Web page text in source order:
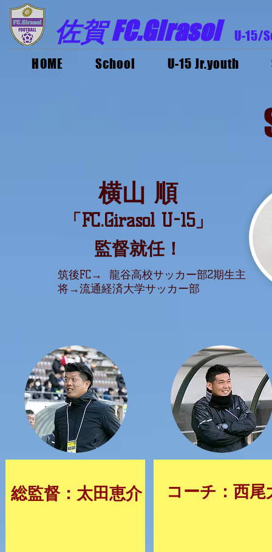
佐賀 FC.Girasol
U-15/
HOME
School U-15 Jr.youth
横山 順
「FC.Girasol U-15」
監督就任！
筑後FC→ 龍谷高校サッカー部2期生主
将→流通経済大学サッカー部
総監督：太田恵介 コーチ：西尾